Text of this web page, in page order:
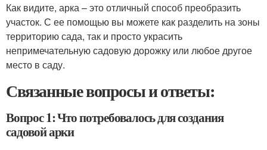
Как видите, арка – это отличный способ преобразить
участок. С ее помощью вы можете как разделить на зоны
территорию сада, так и просто украсить
непримечательную садовую дорожку или любое другое
место в саду.
Связанные вопросы и ответы:
Вопрос 1: Что потребовалось для создания
садовой арки